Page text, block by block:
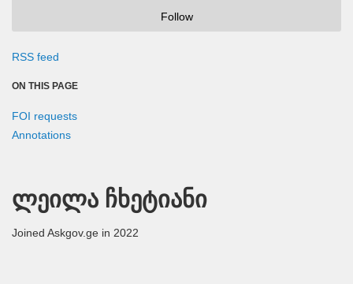
Follow
RSS feed
ON THIS PAGE
FOI requests
Annotations
ლეილა ჩხეტიანი
Joined Askgov.ge in 2022